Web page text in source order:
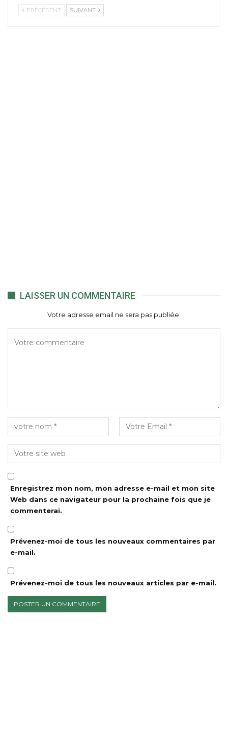
PRÉCÉDENT SUIVANT
LAISSER UN COMMENTAIRE
Votre adresse email ne sera pas publiée.
Enregistrez mon nom, mon adresse e-mail et mon site
Web dans ce navigateur pour la prochaine fois que je
commenterai.
Prévenez-moi de tous les nouveaux commentaires par
e-mail.
Prévenez-moi de tous les nouveaux articles par e-mail.